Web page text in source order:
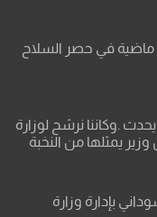
ماضية في حصر السلاح
.وكاننا نرشح لوزارة
( الثقافة ) التي ماتت من زمان وزير يمثلها من النخبة
بإدارة وزارة